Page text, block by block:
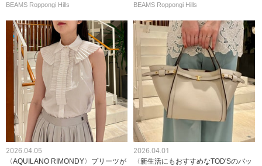
BEAMS Roppongi Hills BEAMS Roppongi Hills
2026.04.05
〈AQUILANO RIMONDY〉プリーツが
2026.04.01
〈新生活にもおすすめなTOD'Sのバッ